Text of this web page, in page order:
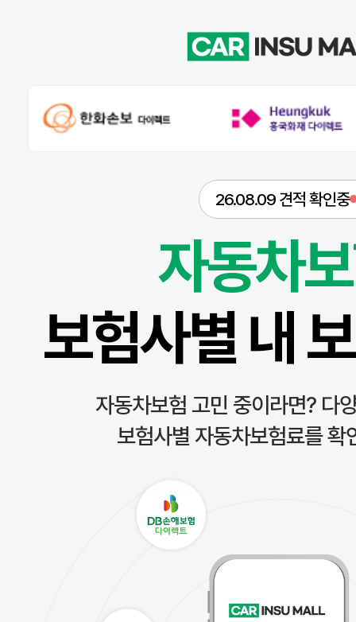
26.08.09 견적 확인중
자동차
보험사별 내
자동차보험 고민 중이라면? 다
보험사별 자동차보험료를 확